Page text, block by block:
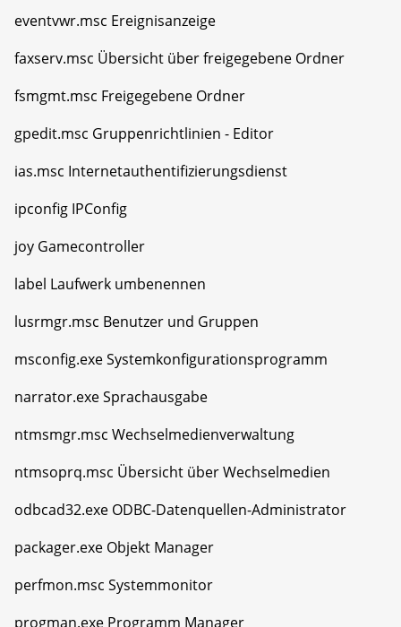
eventvwr.msc Ereignisanzeige
faxserv.msc Übersicht über freigegebene Ordner
fsmgmt.msc Freigegebene Ordner
gpedit.msc Gruppenrichtlinien - Editor
ias.msc Internetauthentifizierungsdienst
ipconfig IPConfig
joy Gamecontroller
label Laufwerk umbenennen
lusrmgr.msc Benutzer und Gruppen
msconfig.exe Systemkonfigurationsprogramm
narrator.exe Sprachausgabe
ntmsmgr.msc Wechselmedienverwaltung
ntmsoprq.msc Übersicht über Wechselmedien
odbcad32.exe ODBC-Datenquellen-Administrator
packager.exe Objekt Manager
perfmon.msc Systemmonitor
progman.exe Programm Manager